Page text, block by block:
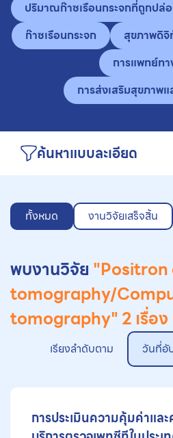
ปริมาณก๊าซเรือนกระจกที่ถูกปล่
ก๊าซเรือนกระจก
สุขภาพดิจิ
การแพทย์ทา
การส่งเสริมสุขภาพแ
ค้นหาแบบละเอียด
ทั้งหมด งานวิจัยเสร็จสิ้น
พบงานวิจัย "Positron
tomography/
tomography"2 เรื่อง
เรียงลำดับตาม วันที่อั
การประเมินความคุ้มค่าแล